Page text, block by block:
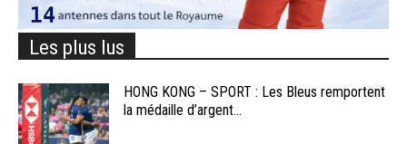
Les plus lus
HONG KONG – SPORT : Les Bleus remportent
la médaille d’argent...